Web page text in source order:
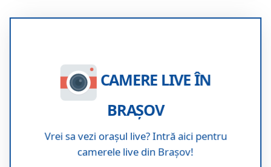
CAMERE LIVE ÎN
BRAȘOV
Vrei sa vezi orașul live? Intră aici pentru
camerele live din Brașov!
Camere live în Brașov